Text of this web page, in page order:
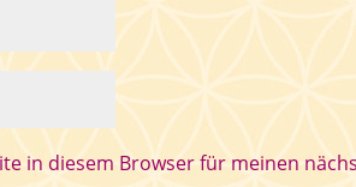
in diesem Browser für meinen